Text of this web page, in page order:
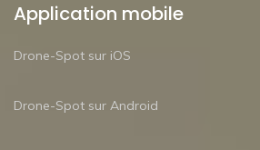
Application mobile
Drone-Spot sur iOS
Drone-Spot sur Android